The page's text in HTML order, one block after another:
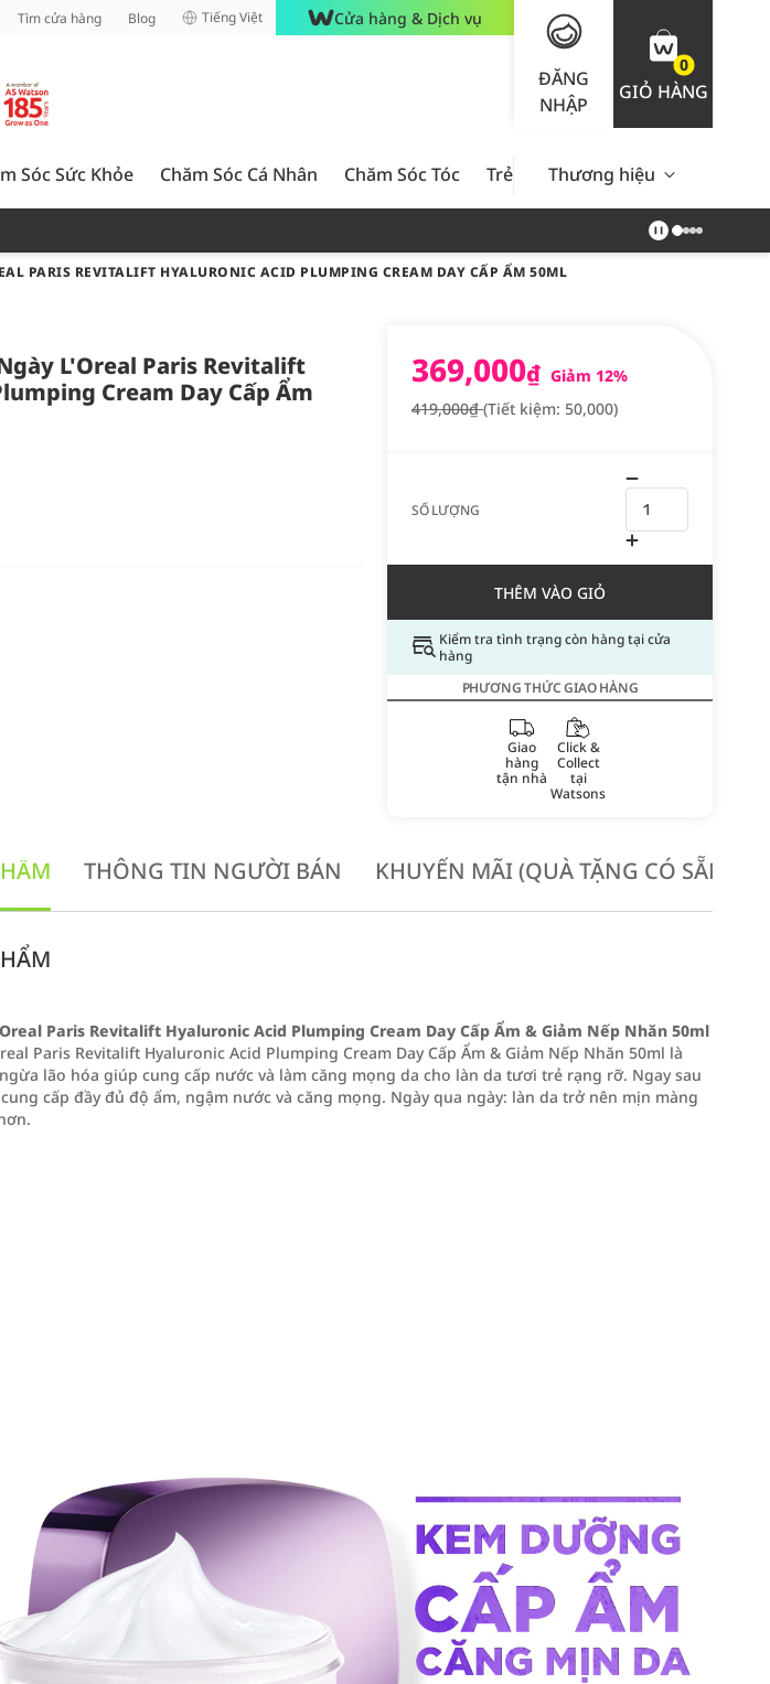
Tìm cửa hàng Blog Tiếng Việt Cửa hàng & Dịch vụ
ĐĂNG
NHẬP
0
GIỎ HÀNG
Sóc Sức Khỏe Chăm Sóc Cá Nhân Chăm Sóc Tóc Trẻ Em Nam Giới Chăm Sóc
Thương hiệu
PARIS REVITALIFT HYALURONIC ACID PLUMPING CREAM DAY CẤP ẨM 50ML
L'Oreal Paris Revitalift
Cream Day Cấp Ẩm
369,000₫ Giảm 12%
419,000₫(Tiết kiệm: 50,000)
SỐ LƯỢNG
THÊM VÀO GIỎ
Kiểm tra tình trạng còn hàng tại cửa
hàng
PHƯƠNG THỨC GIAO HÀNG
Giao
hàng
tận nhà
Click &
Collect
tại
Watsons
THÔNG TIN NGƯỜI BÁN KHUYẾN MÃI (QUÀ TẶNG CÓ SẴN
Paris Revitalift Hyaluronic Acid Plumping Cream Day Cấp Ẩm & Giảm Nếp Nhăn 50ml
Paris Revitalift Hyaluronic Acid Plumping Cream Day Cấp Ẩm & Giảm Nếp Nhăn 50ml là
lão hóa giúp cung cấp nước và làm căng mọng da cho làn da tươi trẻ rạng rỡ. Ngay sau
cấp đầy đủ độ ẩm, ngậm nước và căng mọng. Ngày qua ngày: làn da trở nên mịn màng